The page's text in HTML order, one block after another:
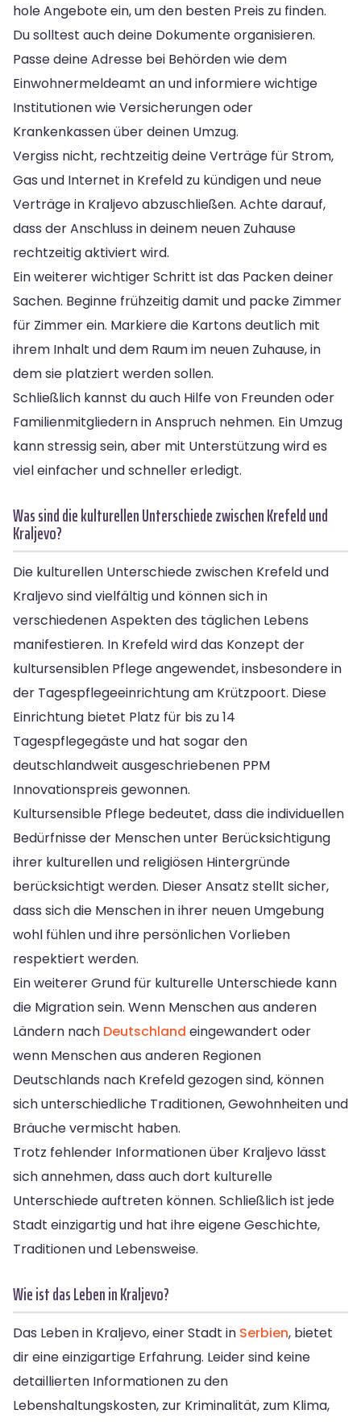
hole Angebote ein, um den besten Preis zu finden.
Du solltest auch deine Dokumente organisieren.
Passe deine Adresse bei Behörden wie dem
Einwohnermeldeamt an und informiere wichtige
Institutionen wie Versicherungen oder
Krankenkassen über deinen Umzug.
Vergiss nicht, rechtzeitig deine Verträge für Strom,
Gas und Internet in Krefeld zu kündigen und neue
Verträge in Kraljevo abzuschließen. Achte darauf,
dass der Anschluss in deinem neuen Zuhause
rechtzeitig aktiviert wird.
Ein weiterer wichtiger Schritt ist das Packen deiner
Sachen. Beginne frühzeitig damit und packe Zimmer
für Zimmer ein. Markiere die Kartons deutlich mit
ihrem Inhalt und dem Raum im neuen Zuhause, in
dem sie platziert werden sollen.
Schließlich kannst du auch Hilfe von Freunden oder
Familienmitgliedern in Anspruch nehmen. Ein Umzug
kann stressig sein, aber mit Unterstützung wird es
viel einfacher und schneller erledigt.
Was sind die kulturellen Unterschiede zwischen Krefeld und
Kraljevo?
Die kulturellen Unterschiede zwischen Krefeld und
Kraljevo sind vielfältig und können sich in
verschiedenen Aspekten des täglichen Lebens
manifestieren. In Krefeld wird das Konzept der
kultursensiblen Pflege angewendet, insbesondere in
der Tagespflegeeinrichtung am Krützpoort. Diese
Einrichtung bietet Platz für bis zu 14
Tagespflegegäste und hat sogar den
deutschlandweit ausgeschriebenen PPM
Innovationspreis gewonnen.
Kultursensible Pflege bedeutet, dass die individuellen
Bedürfnisse der Menschen unter Berücksichtigung
ihrer kulturellen und religiösen Hintergründe
berücksichtigt werden. Dieser Ansatz stellt sicher,
dass sich die Menschen in ihrer neuen Umgebung
wohl fühlen und ihre persönlichen Vorlieben
respektiert werden.
Ein weiterer Grund für kulturelle Unterschiede kann
die Migration sein. Wenn Menschen aus anderen
Ländern nach Deutschland eingewandert oder
wenn Menschen aus anderen Regionen
Deutschlands nach Krefeld gezogen sind, können
sich unterschiedliche Traditionen, Gewohnheiten und
Bräuche vermischt haben.
Trotz fehlender Informationen über Kraljevo lässt
sich annehmen, dass auch dort kulturelle
Unterschiede auftreten können. Schließlich ist jede
Stadt einzigartig und hat ihre eigene Geschichte,
Traditionen und Lebensweise.
Wie ist das Leben in Kraljevo?
Das Leben in Kraljevo, einer Stadt in Serbien, bietet
dir eine einzigartige Erfahrung. Leider sind keine
detaillierten Informationen zu den
Lebenshaltungskosten, zur Kriminalität, zum Klima,